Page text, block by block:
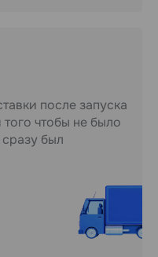
после запуска
того чтобы не было
был